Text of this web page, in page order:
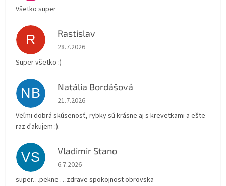
Všetko super
R Rastislav
Hodnotenie obchodu je 5 z 5 hviezdičiek.
28.7.2026
Super všetko :)
NB Natália Bordášová
Hodnotenie obchodu je 5 z 5 hviezdičiek.
21.7.2026
Veľmi dobrá skúsenosť, rybky sú krásne aj s krevetkami a ešte
raz ďakujem :).
VS Vladimir Stano
Hodnotenie obchodu je 5 z 5 hviezdičiek.
6.7.2026
super…pekne …zdrave spokojnost obrovska